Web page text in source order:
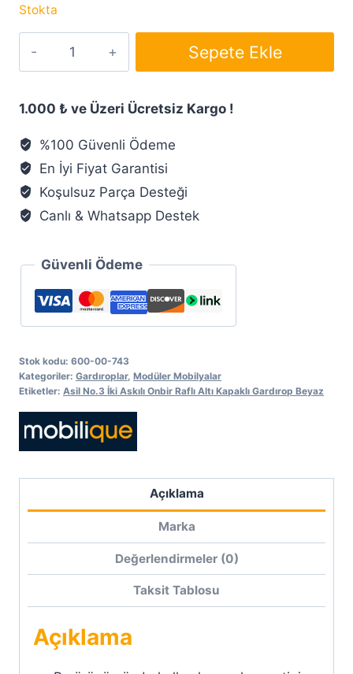
Stokta
Askılı
Raflı
Altı
Kapaklı
Gardırop
Sepete Ekle
1.000 ₺ ve Üzeri Ücretsiz Kargo !
%100 Güvenli Ödeme
En İyi Fiyat Garantisi
Koşulsuz Parça Desteği
Canlı & Whatsapp Destek
Güvenli Ödeme
Stok kodu: 600-00-743
Kategoriler: Gardıroplar, Modüler Mobilyalar
Etiketler: Asil No.3 İki Askılı Onbir Raflı Altı Kapaklı Gardırop Beyaz
Açıklama
Marka
Değerlendirmeler (0)
Taksit Tablosu
Açıklama